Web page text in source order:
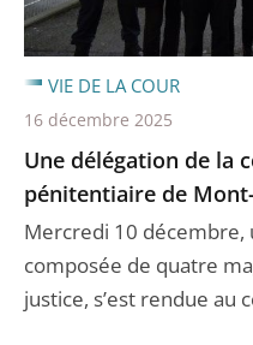
Une délégation de la
pénitentiaire de
Mercredi 10 décembre,
composée de quatre
justice, s’est rendue au
VIE DE LA COUR
16 décembre 2025